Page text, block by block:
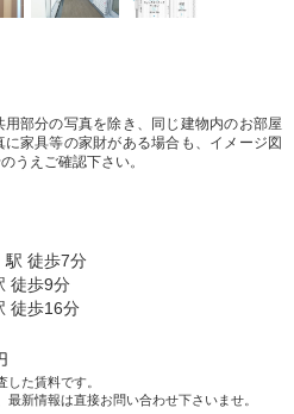
部分の写真を除き、同じ建物内のお部屋
家具等の家財がある場合も、イメージ図
うえご確認下さい。
駅 徒歩7分
徒歩9分
徒歩16分
た賃料です。
新情報は直接お問い合わせ下さいませ。